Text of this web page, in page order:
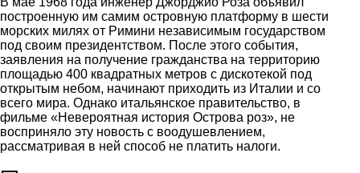
построенную им самим островную платформу в шести
морских милях от Римини независимым государством
под своим президентством. После этого события,
заявления на получение гражданства на территорию
площадью 400 квадратных метров с дискотекой под
открытым небом, начинают приходить из Италии и со
всего мира. Однако итальянское правительство, в
фильме «Невероятная история Острова роз», не
восприняло эту новость с воодушевлением,
рассматривая в ней способ не платить налоги.